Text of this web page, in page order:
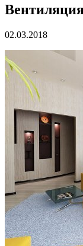
02.03.2018